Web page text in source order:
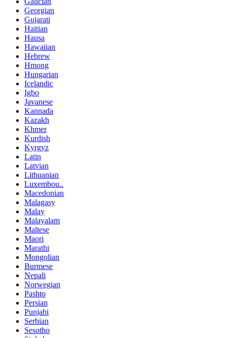
Georgian
Gujarati
Haitian
Hausa
Hawaiian
Hebrew
Hmong
Hungarian
Icelandic
Igbo
Javanese
Kannada
Kazakh
Khmer
Kurdish
Kyrgyz
Latin
Latvian
Lithuanian
Luxembou..
Macedonian
Malagasy
Malay
Malayalam
Maltese
Maori
Marathi
Mongolian
Burmese
Nepali
Norwegian
Pashto
Persian
Punjabi
Serbian
Sesotho